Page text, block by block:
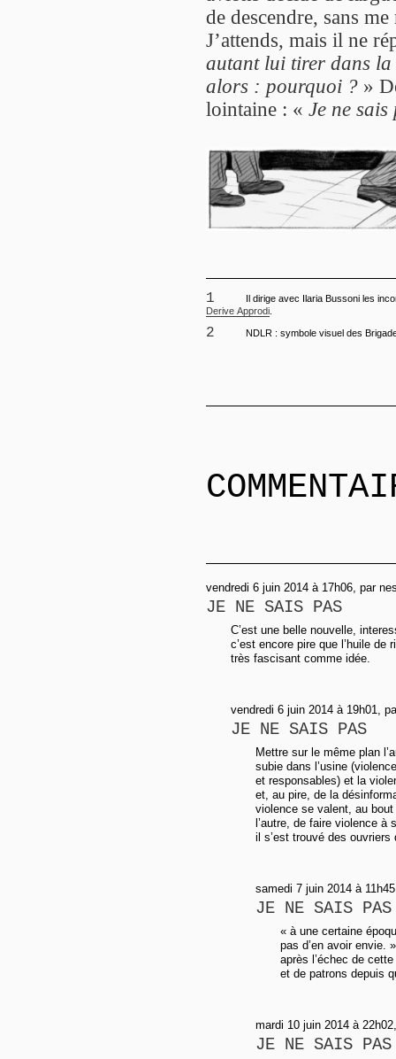
de descendre, sans
J’attends, mais il ne
autant lui tirer dans la
alors : pourquoi ? »
lointaine : « Je ne sais
1
Il dirige avec Ilaria Bussoni les
Derive Approdi
2 NDLR : symbole
vendredi 6 juin 2014 à 17h06, par
JE NE SAIS PAS
C’est une belle nouvelle,
c’est encore pire que l’huile
très fascisant comme idée.
vendredi 6 juin 2014 à 19h01,
JE NE SAIS PAS
Mettre sur le même plan
subie dans l’usine
et responsables) et la
et, au pire, de la
violence se valent, au
l’autre, de faire violence à
il s’est trouvé des
samedi 7 juin 2014 à
JE NE SAIS PAS
« à une certaine
pas d’en avoir envie.
après l’échec de
et de patrons depuis
mardi 10 juin 2014 à
JE NE SAIS PAS